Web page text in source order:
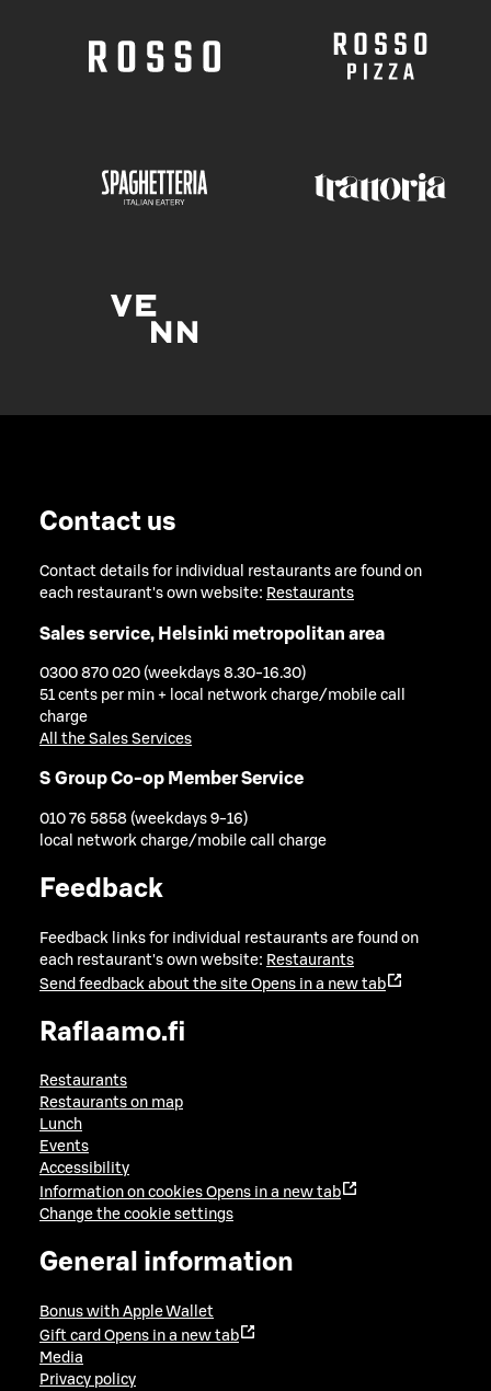
Contact us
Contact details for individual restaurants are found on
each restaurant's own website: Restaurants
Sales service, Helsinki metropolitan area
0300 870 020 (weekdays 8.30-16.30)
51 cents per min + local network charge/mobile call
charge
All the Sales Services
S Group Co-op Member Service
010 76 5858 (weekdays 9-16)
local network charge/mobile call charge
Feedback
Feedback links for individual restaurants are found on
each restaurant's own website: Restaurants
Send feedback about the site Opens in a new tab
Raflaamo.fi
Restaurants
Restaurants on map
Lunch
Events
Accessibility
Information on cookies Opens in a new tab
Change the cookie settings
General information
Bonus with Apple Wallet
Gift card Opens in a new tab
Media
Privacy policy